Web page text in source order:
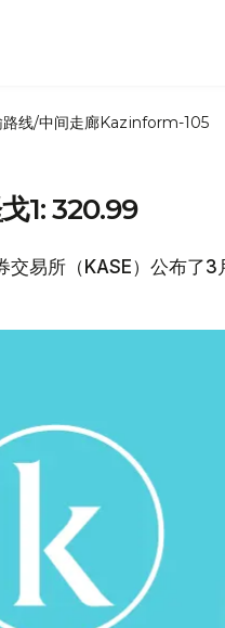
线/中间走廊Kazinform-105
1: 320.99
易所（KASE）公布了3